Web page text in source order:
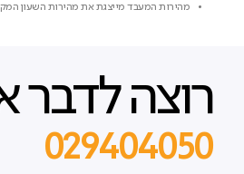
מהירות המעבד מייצגת את מהירות השעון
רוצה לדבר
029404050